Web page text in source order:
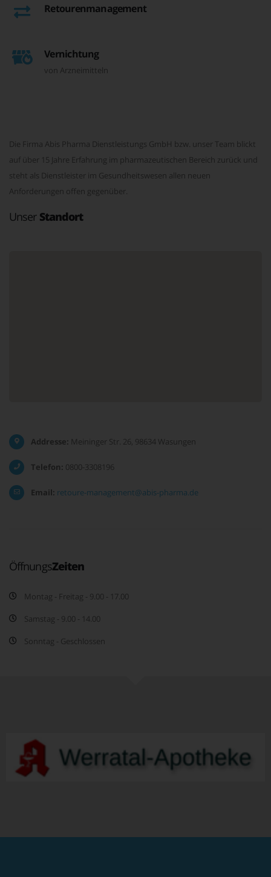
Retourenmanagement
Vernichtung
von Arzneimitteln
Die Firma Abis Pharma Dienstleistungs GmbH bzw. unser Team blickt
auf über 15 Jahre Erfahrung im pharmazeutischen Bereich zurück und
steht als Dienstleister im Gesundheitswesen allen neuen
Anforderungen offen gegenüber.
Unser Standort
Addresse: Meininger Str. 26, 98634 Wasungen
Telefon: 0800-3308196
Email: retoure-management@abis-pharma.de
ÖffnungsZeiten
Montag - Freitag - 9.00 - 17.00
Samstag - 9.00 - 14.00
Sonntag - Geschlossen